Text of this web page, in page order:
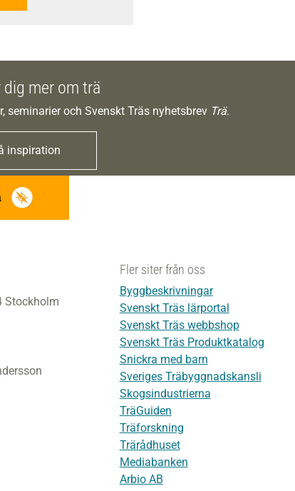
mer om trä
och Svenskt Träs nyhetsbrev Trä.
inspiration
Stockholm
Fler siter från oss
Byggbeskrivningar
Svenskt Träs lärportal
Svenskt Träs webbshop
Svenskt Träs Produktkatalog
Snickra med barn
Sveriges Träbyggnadskansli
Skogsindustrierna
TräGuiden
Träforskning
Trärådhuset
Mediabanken
Arbio AB